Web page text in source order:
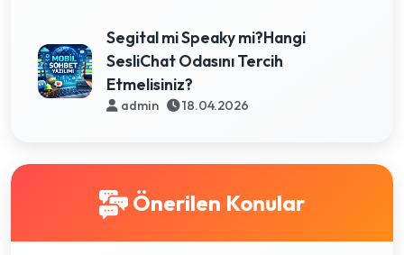
Segital mi Speaky mi?Hangi
SesliChat Odasını Tercih
Etmelisiniz?
admin 18.04.2026
Önerilen Konular